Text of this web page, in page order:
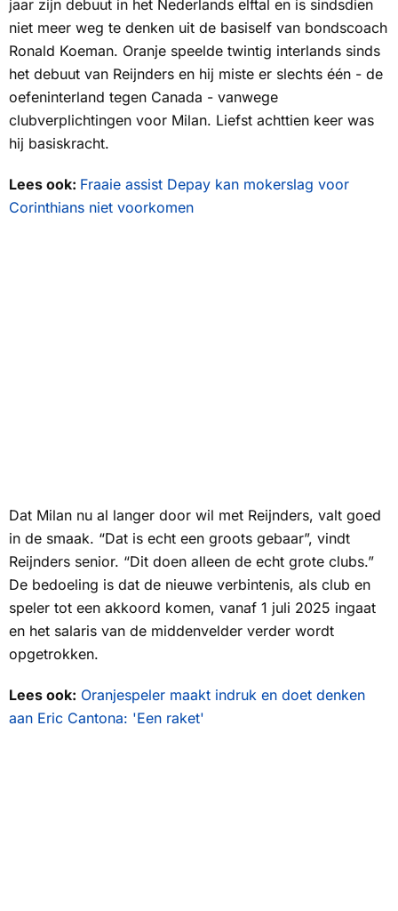
jaar zijn debuut in het Nederlands elftal en is sindsdien
niet meer weg te denken uit de basiself van bondscoach
Ronald Koeman. Oranje speelde twintig interlands sinds
het debuut van Reijnders en hij miste er slechts één - de
oefeninterland tegen Canada - vanwege
clubverplichtingen voor Milan. Liefst achttien keer was
hij basiskracht.
Lees ook: Fraaie assist Depay kan mokerslag voor
Corinthians niet voorkomen
Dat Milan nu al langer door wil met Reijnders, valt goed
in de smaak. “Dat is echt een groots gebaar”, vindt
Reijnders senior. “Dit doen alleen de echt grote clubs.”
De bedoeling is dat de nieuwe verbintenis, als club en
speler tot een akkoord komen, vanaf 1 juli 2025 ingaat
en het salaris van de middenvelder verder wordt
opgetrokken.
Lees ook: Oranjespeler maakt indruk en doet denken
aan Eric Cantona: 'Een raket'